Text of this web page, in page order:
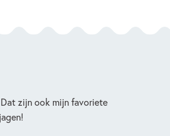
zijn ook mijn favoriete